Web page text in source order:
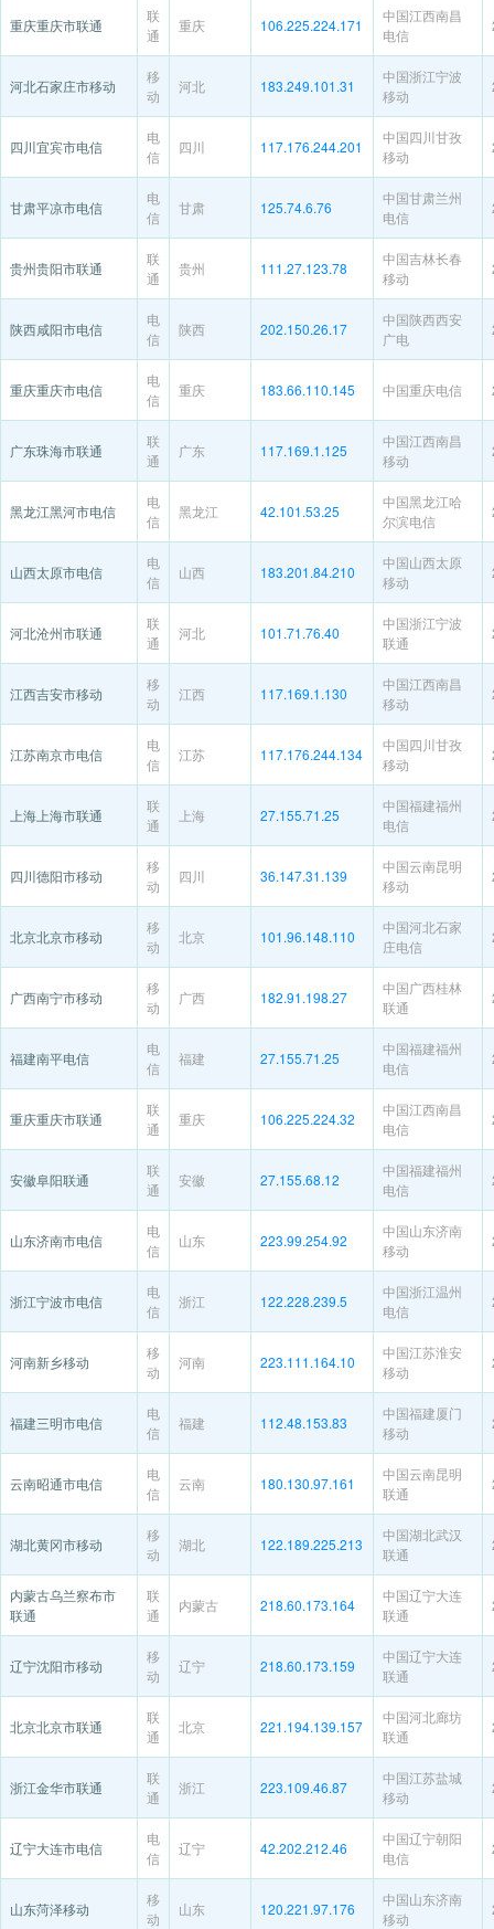
重庆重庆市联通
联
通
重庆 106.225.224.171
中国江西南昌
电信
河北石家庄市移动
移
动
河北 183.249.101.31
中国浙江宁波
移动
四川宜宾市电信
电
信
四川 117.176.244.201
中国四川甘孜
移动
甘肃平凉市电信
电
信
甘肃 125.74.6.76
中国甘肃兰州
电信
贵州贵阳市联通
联
通
贵州 111.27.123.78
中国吉林长春
移动
陕西咸阳市电信
电
信
陕西 202.150.26.17
中国陕西西安
广电
重庆重庆市电信
电
信
重庆 183.66.110.145 中国重庆电信
广东珠海市联通
联
通
广东 117.169.1.125
中国江西南昌
移动
黑龙江黑河市电信
电
信
黑龙江 42.101.53.25
中国黑龙江哈
尔滨电信
山西太原市电信
电
信
山西 183.201.84.210
中国山西太原
移动
河北沧州市联通
联
通
河北 101.71.76.40
中国浙江宁波
联通
江西吉安市移动
移
动
江西 117.169.1.130
中国江西南昌
移动
江苏南京市电信
电
信
江苏 117.176.244.134
中国四川甘孜
移动
上海上海市联通
联
通
上海 27.155.71.25
中国福建福州
电信
四川德阳市移动
移
动
四川 36.147.31.139
中国云南昆明
移动
北京北京市移动
移
动
北京 101.96.148.110
中国河北石家
庄电信
广西南宁市移动
移
动
广西 182.91.198.27
中国广西桂林
联通
福建南平电信
电
信
福建 27.155.71.25
中国福建福州
电信
重庆重庆市联通
联
通
重庆 106.225.224.32
中国江西南昌
电信
安徽阜阳联通
联
通
安徽 27.155.68.12
中国福建福州
电信
山东济南市电信
电
信
山东 223.99.254.92
中国山东济南
移动
浙江宁波市电信
电
信
浙江 122.228.239.5
中国浙江温州
电信
河南新乡移动
移
动
河南 223.111.164.10
中国江苏淮安
移动
福建三明市电信
电
信
福建 112.48.153.83
中国福建厦门
移动
云南昭通市电信
电
信
云南 180.130.97.161
中国云南昆明
联通
湖北黄冈市移动
移
动
湖北 122.189.225.213
中国湖北武汉
联通
内蒙古乌兰察布市
联通
联
通
内蒙古 218.60.173.164
中国辽宁大连
联通
辽宁沈阳市移动
移
动
辽宁 218.60.173.159
中国辽宁大连
联通
北京北京市联通
联
通
北京 221.194.139.157
中国河北廊坊
联通
浙江金华市联通
联
通
浙江 223.109.46.87
中国江苏盐城
移动
辽宁大连市电信
电
信
辽宁 42.202.212.46
中国辽宁朝阳
电信
山东菏泽移动
移
动
山东 120.221.97.176
中国山东济南
移动